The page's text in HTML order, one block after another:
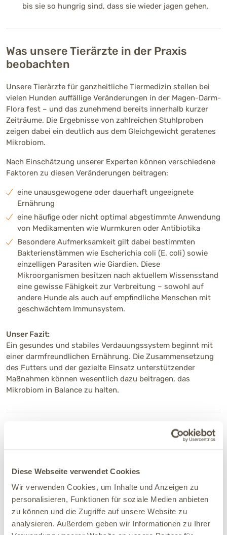
Diese Webseite verwendet Cookies
Wir verwenden Cookies, um Inhalte und Anzeigen zu
personalisieren, Funktionen für soziale Medien anbieten
zu können und die Zugriffe auf unsere Website zu
analysieren. Außerdem geben wir Informationen zu Ihrer
bis sie so hungrig sind, dass sie wieder jagen gehen.
Was unsere Tierärzte in der Praxis
beobachten
Unsere Tierärzte für ganzheitliche Tiermedizin stellen bei
vielen Hunden auffällige Veränderungen in der Magen-Darm-
Flora fest – und das zunehmend bereits innerhalb kurzer
Zeiträume. Die Ergebnisse von zahlreichen Stuhlproben
zeigen dabei ein deutlich aus dem Gleichgewicht geratenes
Mikrobiom.
Nach Einschätzung unserer Experten können verschiedene
Faktoren zu diesen Veränderungen beitragen:
eine unausgewogene oder dauerhaft ungeeignete
Ernährung
eine häufige oder nicht optimal abgestimmte Anwendung
von Medikamenten wie Wurmkuren oder Antibiotika
Besondere Aufmerksamkeit gilt dabei bestimmten
Bakterienstämmen wie Escherichia coli (E. coli) sowie
einzelligen Parasiten wie Giardien. Diese
Mikroorganismen besitzen nach aktuellem Wissensstand
eine gewisse Fähigkeit zur Verbreitung – sowohl auf
andere Hunde als auch auf empfindliche Menschen mit
geschwächtem Immunsystem.
Unser Fazit:
Ein gesundes und stabiles Verdauungssystem beginnt mit
einer darmfreundlichen Ernährung. Die Zusammensetzung
des Futters und der gezielte Einsatz unterstützender
Maßnahmen können wesentlich dazu beitragen, das
Mikrobiom in Balance zu halten.
Warum eine artgerechte Ernährung
In der langjährigen Praxis unserer Tierärzt:innen hat sich
wesentlich zum allgemeinen Wohlbefinden von Hunden
beitragen. Viele Tiere zeigen eine verbesserte
Lebensqualität, wenn ihre Fütterung den individuellen
Bedürfnissen angepasst wird – insbesondere unter